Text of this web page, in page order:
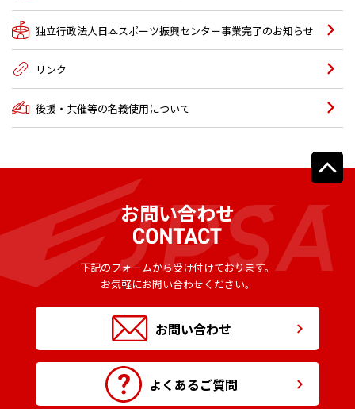
独立行政法人日本スポーツ振興センター事業完了のお知らせ
リンク
後援・共催等の名義使用について
お問い合わせ
下記のフォームから受け付けております。
お気軽にお問い合わせください。
お問い合わせ
よくあるご質問